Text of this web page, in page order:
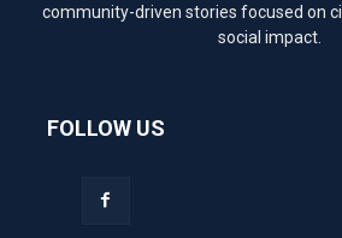
community-driven stories focused on
social impact.
FOLLOW US